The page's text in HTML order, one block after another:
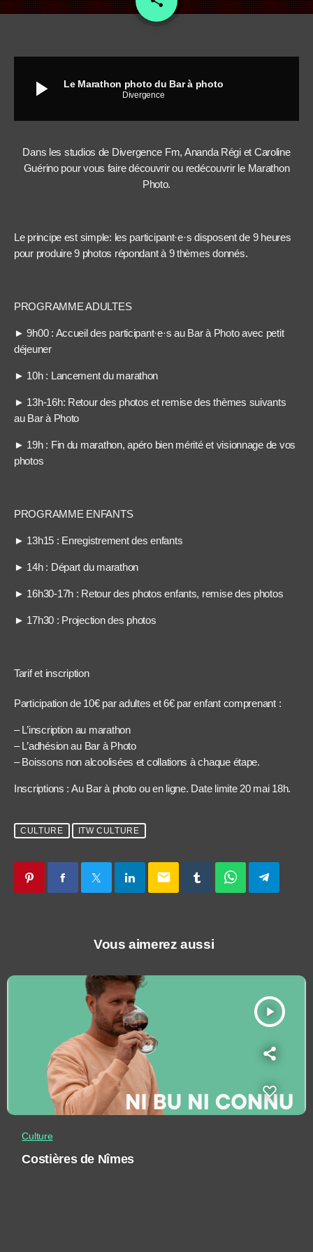
play_arrow Le Marathon photo du Bar à photo
Divergence
Dans les studios de Divergence Fm, Ananda Régi et Caroline
Guérino pour vous faire découvrir ou redécouvrir le Marathon
Photo.
Le principe est simple: les participant·e·s disposent de 9 heures
pour produire 9 photos répondant à 9 thèmes donnés.
PROGRAMME ADULTES
► 9h00 : Accueil des participant·e·s au Bar à Photo avec petit
déjeuner
► 10h : Lancement du marathon
► 13h-16h: Retour des photos et remise des thèmes suivants
au Bar à Photo
► 19h : Fin du marathon, apéro bien mérité et visionnage de vos
photos
PROGRAMME ENFANTS
► 13h15 : Enregistrement des enfants
► 14h : Départ du marathon
► 16h30-17h : Retour des photos enfants, remise des photos
► 17h30 : Projection des photos
Tarif et inscription
Participation de 10€ par adultes et 6€ par enfant comprenant :
– L’inscription au marathon
– L’adhésion au Bar à Photo
– Boissons non alcoolisées et collations à chaque étape.
Inscriptions : Au Bar à photo ou en ligne. Date limite 20 mai 18h.
CULTURE ITW CULTURE
email
Vous aimerez aussi
play_arrow
Culture
Costières de Nîmes